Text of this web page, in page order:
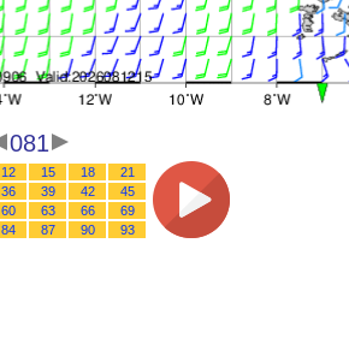
081
12 15 18
21
36 39 42
45
60 63 66
69
84 87 90 93